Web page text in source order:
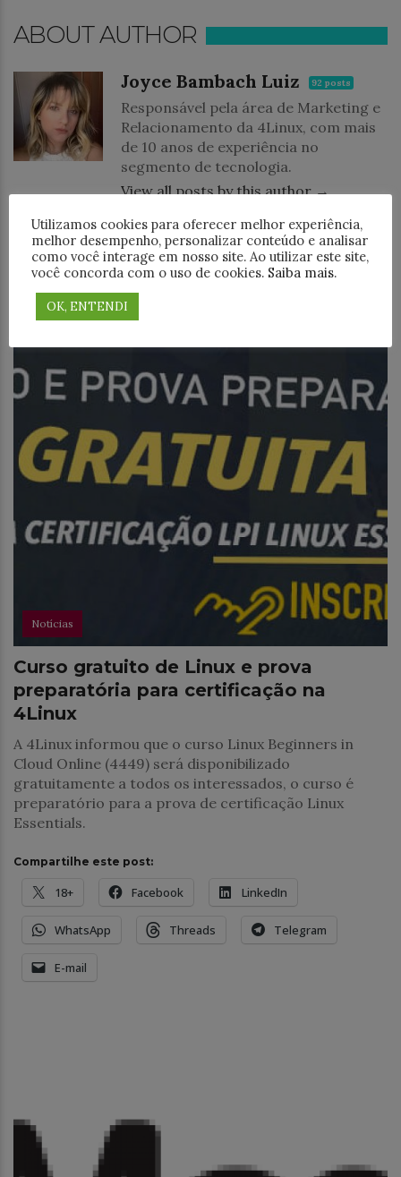
ABOUT AUTHOR
Joyce Bambach Luiz 92 posts
Responsável pela área de Marketing e
Relacionamento da 4Linux, com mais
de 10 anos de experiência no
segmento de tecnologia.
View all posts by this author →
VOCÊ PODE GOSTAR TAMBÉM
Notícias
Curso gratuito de Linux e prova
preparatória para certificação na
4Linux
A 4Linux informou que o curso Linux Beginners in
Cloud Online (4449) será disponibilizado
gratuitamente a todos os interessados, o curso é
preparatório para a prova de certificação Linux
Essentials.
Compartilhe este post:
18+ Facebook LinkedIn
WhatsApp Threads Telegram
E-mail
Utilizamos cookies para oferecer melhor experiência,
melhor desempenho, personalizar conteúdo e analisar
como você interage em nosso site. Ao utilizar este site,
você concorda com o uso de cookies. Saiba mais.
OK, ENTENDI